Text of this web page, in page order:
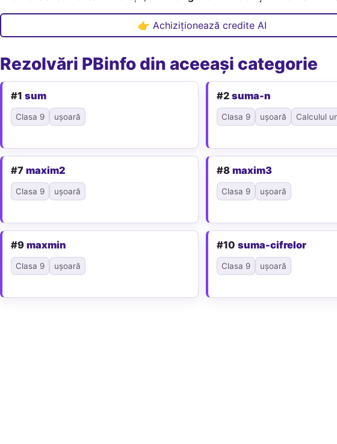
👉 Achiziționează credite AI
Rezolvări PBinfo din aceeași categorie
#1 sum
Clasa 9 ușoară
#2 suma-n
Clasa 9 ușoară Calculul
#7 maxim2
Clasa 9 ușoară
#8 maxim3
Clasa 9 ușoară
#9 maxmin
Clasa 9 ușoară
#10 suma-cifrelor
Clasa 9 ușoară